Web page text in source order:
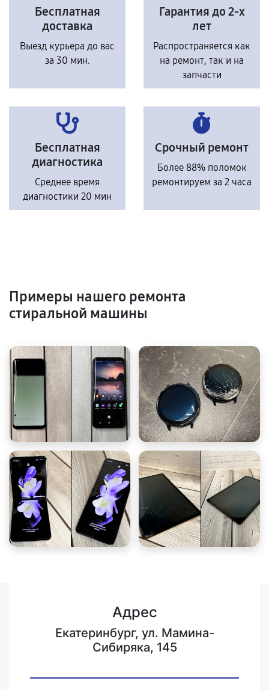
Бесплатная
доставка
Выезд курьера до вас
за 30 мин.
Гарантия до 2-х
лет
Распространяется как
на ремонт, так и на
запчасти
Бесплатная
диагностика
Среднее время
диагностики 20 мин
Срочный ремонт
Более 88% поломок
ремонтируем за 2 часа
Примеры нашего ремонта
стиральной машины
Адрес
Екатеринбург, ул. Мамина-
Сибиряка, 145